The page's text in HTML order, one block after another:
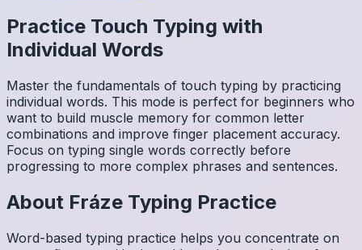
Practice Touch Typing with
Individual Words
Master the fundamentals of touch typing by practicing
individual words. This mode is perfect for beginners who
want to build muscle memory for common letter
combinations and improve finger placement accuracy.
Focus on typing single words correctly before
progressing to more complex phrases and sentences.
About Fráze Typing Practice
Word-based typing practice helps you concentrate on